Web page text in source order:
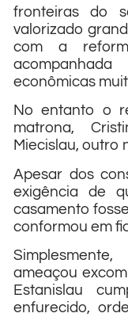
fronteiras do
valorizado
com a
econômicas
No entanto o
matrona,
Miecislau, outro
Apesar dos
exigência de
casamento
conformou em
ameaçou
Estanislau
enfurecido,